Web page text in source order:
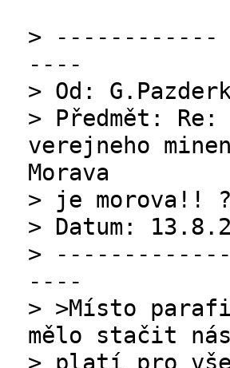
> ------------
----
> Od:
> Předmět:
verejneho
Morava
> je morova!!
> Datum:
>
----
> >Místo
mělo stačit